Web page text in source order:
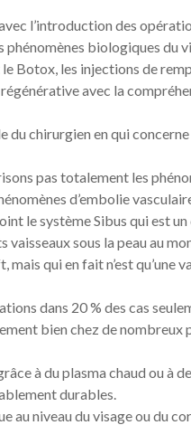
l’introduction des
biologiques du
Botox, les injections de
avec la
du chirurgien en qui
pas totalement les
d’embolie
le système Sibus qui est
sous la peau au
qui en fait n’est qu’une
dans 20 % des cas
bien chez de nombreux
à du plasma chaud ou à
durables.
au niveau du visage ou du